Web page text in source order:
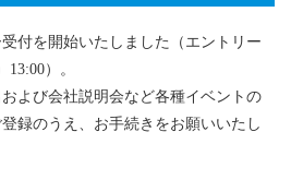
付を開始いたしました（エントリー
）。
よび会社説明会など各種イベントの
録のうえ、お手続きをお願いいたし